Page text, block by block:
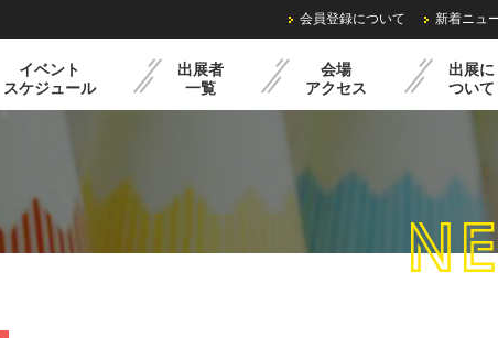
イベント
スケジュール
出展者
一覧
会場
アクセス
出展に
ついて
出展までの流れ レンタル備品・料金
会員登録について 新着ニュ